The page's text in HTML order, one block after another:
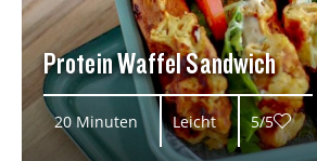
Protein Waffel Sandwich
20 Minuten Leicht 5/5